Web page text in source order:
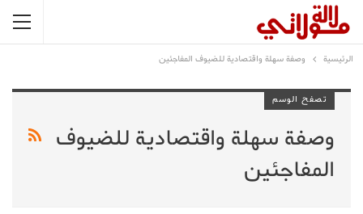
الرئيسية وصفة سهلة واقتصادية للضيوف المفاجئين
تصفح الوسم
وصفة سهلة واقتصادية للضيوف
المفاجئين